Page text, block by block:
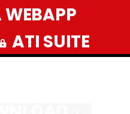
WEBAPP
ATI SUITE